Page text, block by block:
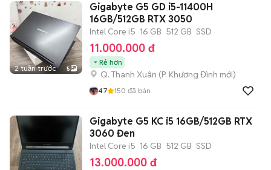
2 tuần trước 5
Gigabyte G5 GD i5-11400H
16GB/512GB RTX 3050
Intel Core i5 16 GB 512 GB SSD
11.000.000 đ
Rẻ hơn
Q. Thanh Xuân (P. Khương Đình mới)
4.7 150 đã bán
Gigabyte G5 KC i5 16GB/512GB RTX
3060 Đen
Intel Core i5 16 GB 512 GB SSD
13.000.000 đ